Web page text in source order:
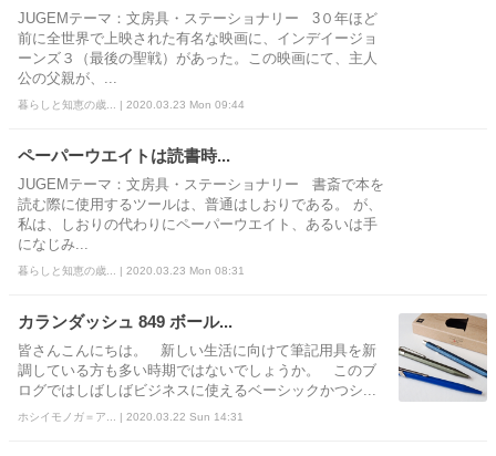
JUGEMテーマ：文房具・ステーショナリー 3０年ほど
前に全世界で上映された有名な映画に、インデイージョ
ーンズ３（最後の聖戦）があった。この映画にて、主人
公の父親が、...
暮らしと知恵の歳... | 2020.03.23 Mon 09:44
ペーパーウエイトは読書時...
JUGEMテーマ：文房具・ステーショナリー 書斎で本を
読む際に使用するツールは、普通はしおりである。 が、
私は、しおりの代わりにペーパーウエイト、あるいは手
になじみ...
暮らしと知恵の歳... | 2020.03.23 Mon 08:31
カランダッシュ 849 ボール...
皆さんこんにちは。 新しい生活に向けて筆記用具を新
調している方も多い時期ではないでしょうか。 このブ
ログではしばしばビジネスに使えるベーシックかつシ...
ホシイモノガ＝ア... | 2020.03.22 Sun 14:31